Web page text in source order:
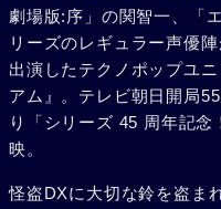
劇場版:序」の関智一、「
リーズのレギュラー声優
出演したテクノポップユ
アム』。テレビ朝日開局
り「シリーズ 45 周年記念
映。
怪盗DXに大切な鈴を盗ま